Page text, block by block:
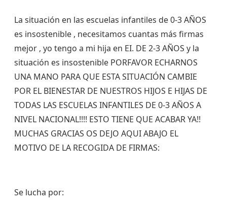
La situación en las escuelas infantiles de 0-3 AÑOS
es insostenible , necesitamos cuantas más firmas
mejor , yo tengo a mi hija en EI. DE 2-3 AÑOS y la
situación es insostenible PORFAVOR ECHARNOS
UNA MANO PARA QUE ESTA SITUACIÓN CAMBIE
POR EL BIENESTAR DE NUESTROS HIJOS E HIJAS DE
TODAS LAS ESCUELAS INFANTILES DE 0-3 AÑOS A
NIVEL NACIONAL!!!! ESTO TIENE QUE ACABAR YA!!
MUCHAS GRACIAS OS DEJO AQUI ABAJO EL
MOTIVO DE LA RECOGIDA DE FIRMAS:
Se lucha por: